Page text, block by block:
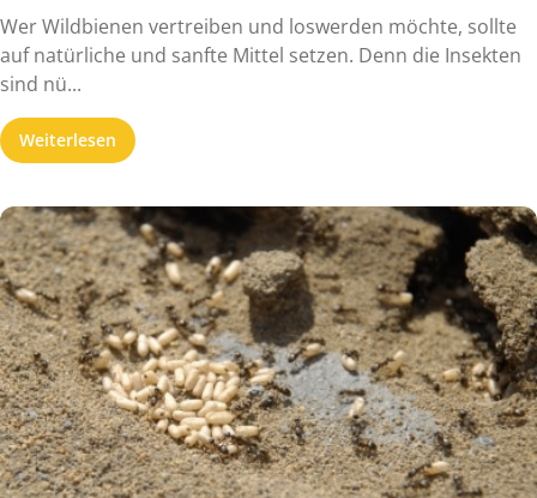
Wer Wildbienen vertreiben und loswerden möchte, sollte
auf natürliche und sanfte Mittel setzen. Denn die Insekten
sind nü...
Weiterlesen